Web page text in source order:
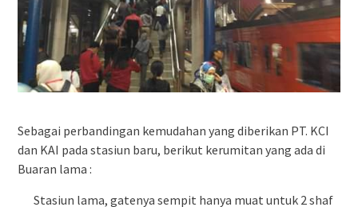
Sebagai perbandingan kemudahan yang diberikan PT. KCI
dan KAI pada stasiun baru, berikut kerumitan yang ada di
Buaran lama :
Stasiun lama, gatenya sempit hanya muat untuk 2 shaf